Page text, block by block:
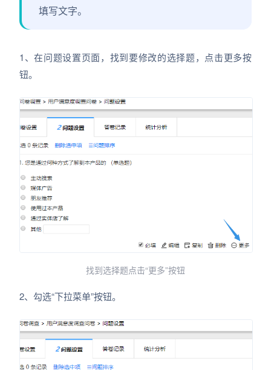
填写文字。
1、在问题设置页面，找到要修改的选择题，点击更多按
钮。
找到选择题点击“更多”按钮
2、勾选“下拉菜单”按钮。